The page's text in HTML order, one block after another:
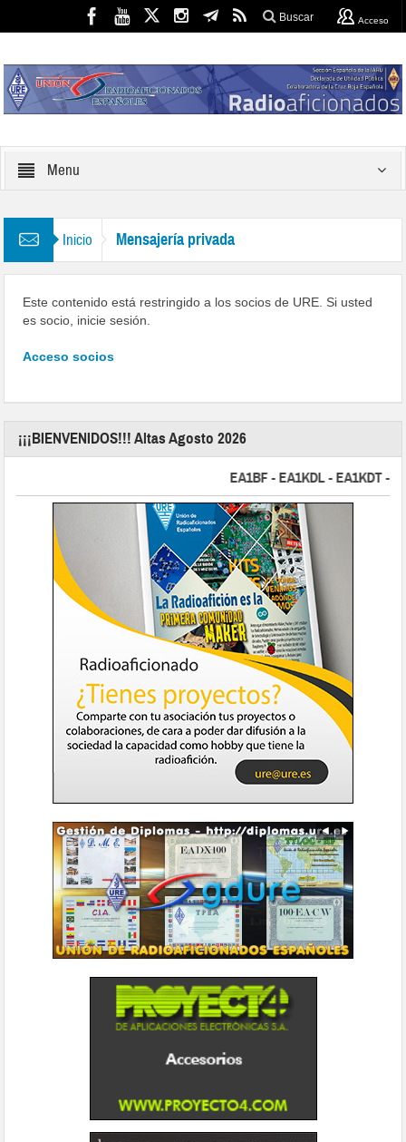
Buscar Acceso
Menu
Inicio Mensajería privada
Este contenido está restringido a los socios de URE. Si usted
es socio, inicie sesión.
Acceso socios
¡¡¡BIENVENIDOS!!! Altas Agosto 2026
EA1BF - EA1KDL - EA1KDT -